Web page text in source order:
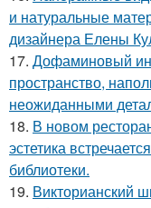
и натуральные
дизайнера Елены
17. Дофаминовый
пространство,
неожиданными
18. В новом
эстетика
библиотеки.
19. Викторианский